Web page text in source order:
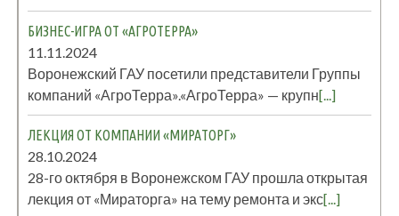
БИЗНЕС-ИГРА ОТ «АГРОТЕРРА»
11.11.2024
Воронежский ГАУ посетили представители Группы
компаний «АгроТерра».«АгроТерра» — крупн[...]
ЛЕКЦИЯ ОТ КОМПАНИИ «МИРАТОРГ»
28.10.2024
28-го октября в Воронежском ГАУ прошла открытая
лекция от «Мираторга» на тему ремонта и экс[...]